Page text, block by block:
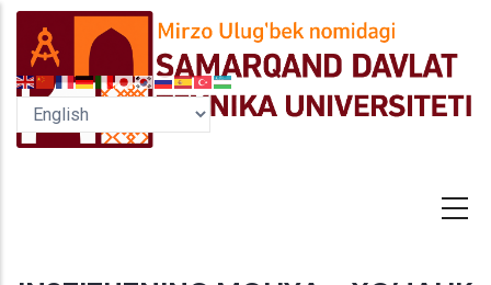
Skip
main
content